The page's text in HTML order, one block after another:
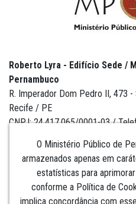
O Ministério Público de
armazenados apenas em
estatísticas para
conforme a Política de
implica concordância com
Roberto Lyra - Edifício Sede /
Pernambuco
R. Imperador Dom Pedro II, 473
Recife / PE
CNPJ: 24.417.065/0001-03 /
Institucional